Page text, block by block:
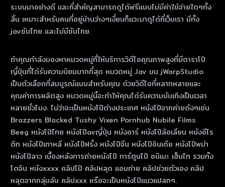
ระบบมาอย่างดี และที่สำคัญสามารถดูได้ฟรีแบบไม่มีค่าใช้จ่ายใดๆทั้ง
สิ้น เหมาะสำหรับคนที่อยู่บ้านว่างๆเงี่ยนก็แวะมาดูได้ที่เว็บเรา มีทั้ง
javซับไทย และไม่มีซับไทย.
ถ้าคุณกําลังมองหาหมวดหมู่ที่ให้บริการวิดีโอคุณภาพสูงที่มีดาราโป๊
ญี่ปุ่นที่ได้รับความนิยมมากที่สุด หมวดหมู่ Jav บน jWarpStudio
เป็นตัวเลือกที่สมบูรณ์แบบสําหรับคุณ ด้วยวิดีโอที่หลากหลายและ
คุณค่าการผลิตสูง หมวดหมู่นี้จะทําให้คุณได้รับความบันเทิงเป็นเวลา
หลายชั่วโมง. ไม่ว่าจะเป็นหนังโป๊ต่างประเทศ หนังโป๊จากค่ายดังๆเช่น
Brazzers Blacked Tushy Vixen Pornhub Nubile Films
Beeg หนังโป๊ไทย หนังโป๊avญี่ปุ่น หนังอาร์ หนังโป๊ล้อเลียน หนังอีโร
ติก หนังโป๊เกาหลี หนังโป๊ฝรั่ง หนังโป๊จีน หนังโป๊อินเดีย หนังโป๊พม่า
หนังโป๊ลาว เบื้องหลังการถ่ายหนังโป๊ การ์ตูนโป๊ อนิเมะ เฮ็นไท รวมทั้ง
โดจิน หนังxxxx คลิปโป๊ คลิปหลุด แอบถ่าย คลิปช่วยตัวเอง คลิป
หลุดจากกลุ่มลับ คลิปxxx หรือจะเป็นหนังโป๊แนวแปลกๆ.